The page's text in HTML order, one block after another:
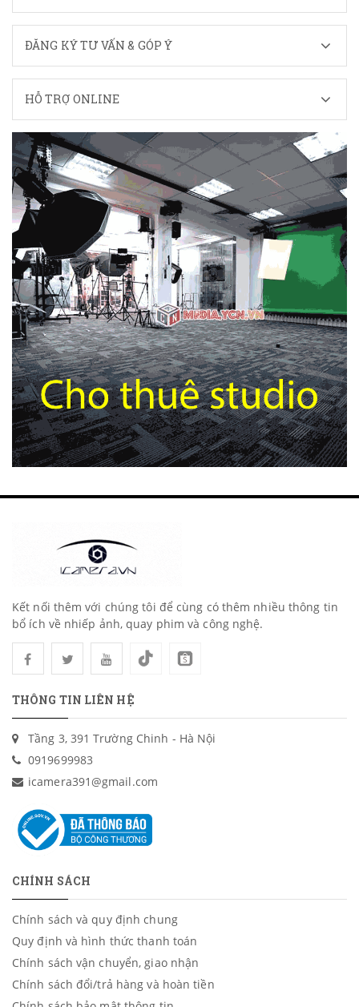
ĐĂNG KÝ TƯ VẤN & GÓP Ý
HỖ TRỢ ONLINE
Kết nối thêm với chúng tôi để cùng có thêm nhiều thông tin
bổ ích về nhiếp ảnh, quay phim và công nghệ.
THÔNG TIN LIÊN HỆ
Tầng 3, 391 Trường Chinh - Hà Nội
0919699983
icamera391@gmail.com
CHÍNH SÁCH
Chính sách và quy định chung
Quy định và hình thức thanh toán
Chính sách vận chuyển, giao nhận
Chính sách đổi/trả hàng và hoàn tiền